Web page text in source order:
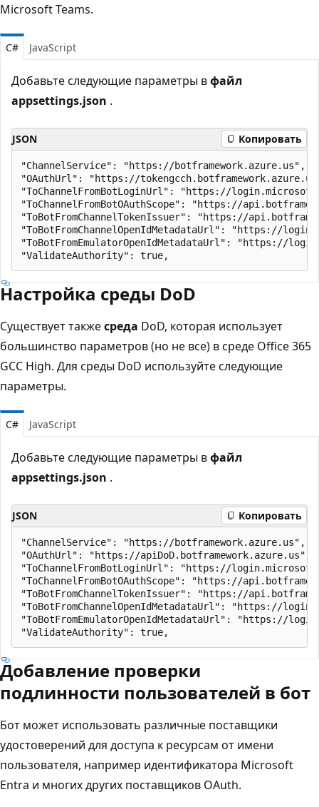
Microsoft Teams.
C# JavaScript
Добавьте следующие параметры вфайл
appsettings.json .
JSON Копировать
"ChannelService": "https://botframework.azure.us",
"OAuthUrl": "https://
"ToChannelFromBotLoginUrl": "https://
"ToChannelFromBotOAuthScope": "https://
"ToBotFromChannelTokenIssuer": "https://
"ToBotFromChannelOpenIdMetadataUrl": "https://
"ToBotFromEmulatorOpenIdMetadataUrl": "https://
Настройка среды DoD
Существует такжесреда DoD, которая использует
большинство параметров (но не все) в среде Office 365
GCC High. Для среды DoD используйте следующие
параметры.
C# JavaScript
Добавьте следующие параметры вфайл
appsettings.json .
JSON Копировать
"ChannelService": "https://botframework.azure.us",
"OAuthUrl": "https://apiDoD.botframework.azure.us",
"ToChannelFromBotLoginUrl": "https://
"ToChannelFromBotOAuthScope": "https://
"ToBotFromChannelTokenIssuer": "https://
"ToBotFromChannelOpenIdMetadataUrl": "https://
"ToBotFromEmulatorOpenIdMetadataUrl": "https://
Добавление проверки
подлинности пользователей в бот
Бот может использовать различные поставщики
удостоверений для доступа к ресурсам от имени
пользователя, например идентификатора Microsoft
Entra и многих других поставщиков OAuth.